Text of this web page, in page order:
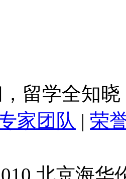
留学全知晓
家团队 | 荣